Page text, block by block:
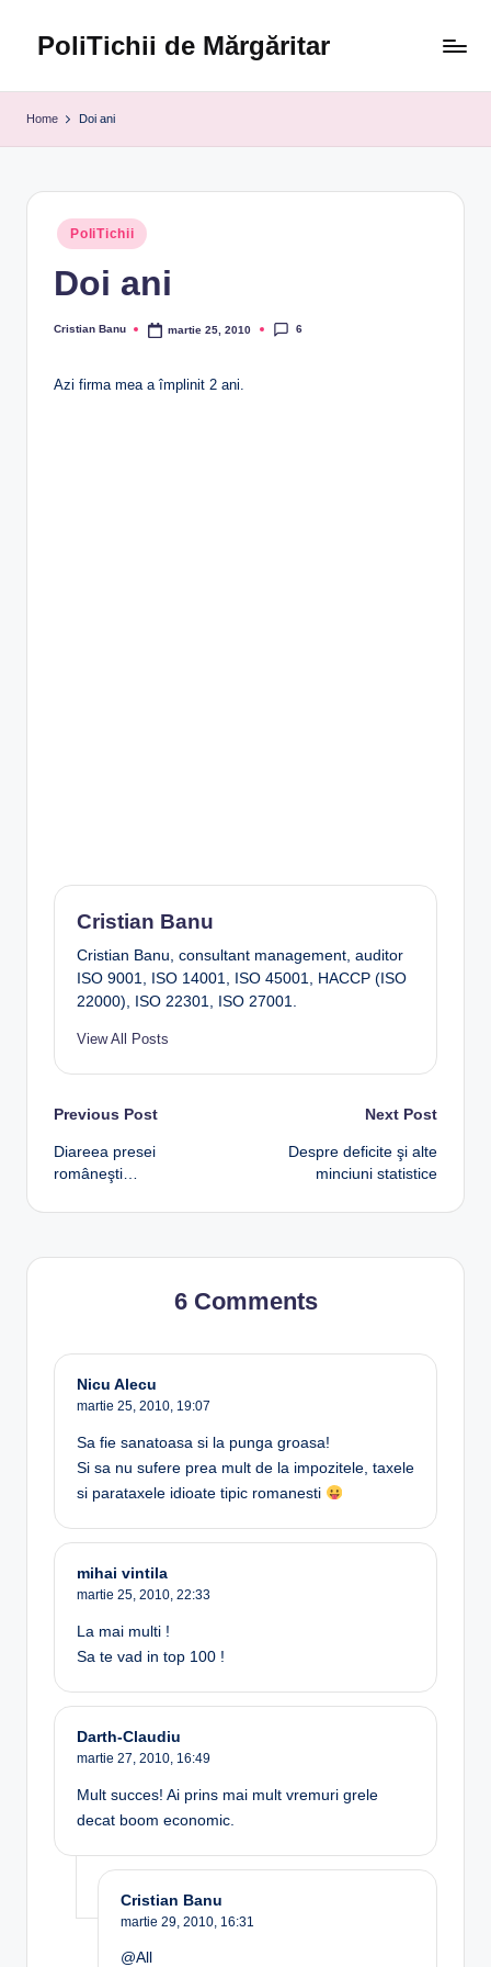
PoliTichii de Mărgăritar
Home Doi ani
Posted
in
PoliTichii
Doi ani
Posted
Cristian Banu martie 25, 2010 6
Azi firma mea a împlinit 2 ani.
Cristian Banu
Cristian Banu, consultant management, auditor
ISO 9001, ISO 14001, ISO 45001, HACCP (ISO
22000), ISO 22301, ISO 27001.
View All Posts
Post
navigation
Previous Post
Diareea presei
româneşti…
Next Post
Despre deficite şi alte
minciuni statistice
6 Comments
Nicu Alecu
martie 25, 2010, 19:07
Sa fie sanatoasa si la punga groasa!
Si sa nu sufere prea mult de la impozitele, taxele
si parataxele idioate tipic romanesti
mihai vintila
martie 25, 2010, 22:33
La mai multi !
Sa te vad in top 100 !
Darth-Claudiu
martie 27, 2010, 16:49
Mult succes! Ai prins mai mult vremuri grele
decat boom economic.
Cristian Banu
martie 29, 2010, 16:31
@All